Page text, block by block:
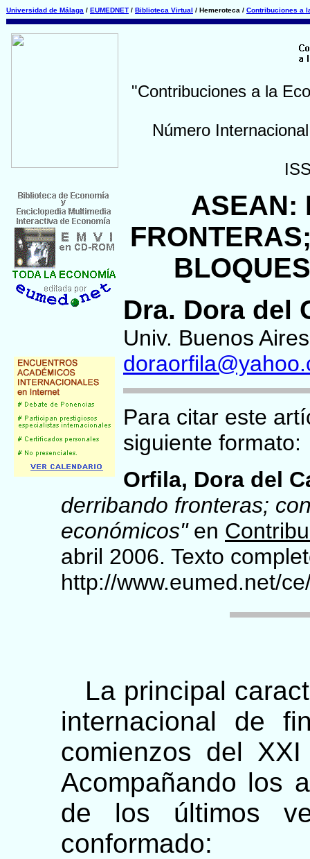
Universidad de Málaga / EUMEDNET / Biblioteca Virtual / Hemeroteca / Contribuciones a
"Contribuciones a la
Número
ASEAN:
Dra. Dora del
Univ. Buenos Aires
Para citar este
siguiente formato:
Orfila, Dora del
derribando fronteras;
económicos"en
abril 2006. Texto
http://www.eumed.net/
La principal
internacional de
comienzos del
Acompañando los
de los últimos
conformado: